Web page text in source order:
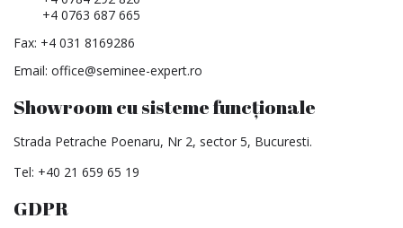
+4 0763 687 665
Fax: +4 031 8169286
Email: office@seminee-expert.ro
Showroom cu sisteme funcționale
Strada Petrache Poenaru, Nr 2, sector 5, Bucuresti.
Tel: +40 21 659 65 19
GDPR